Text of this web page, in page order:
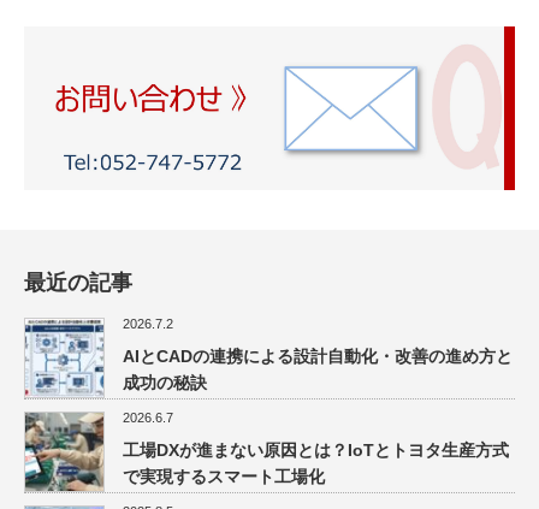
最近の記事
2026.7.2
AIとCADの連携による設計自動化・改善の進め方と
成功の秘訣
2026.6.7
工場DXが進まない原因とは？IoTとトヨタ生産方式
で実現するスマート工場化